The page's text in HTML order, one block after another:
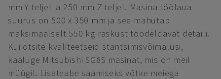
mm Y-teljel ja 250 mm Z-teljel. Masina töölaua
suurus on 500 x 350 mm ja see mahutab
maksimaalselt 550 kg raskust töödeldavat detaili.
Kui otsite kvaliteetseid stantsimisvõimalusi,
kaaluge Mitsubishi SG8S masinat, mis on meil
müügil. Lisateabe saamiseks võtke meiega